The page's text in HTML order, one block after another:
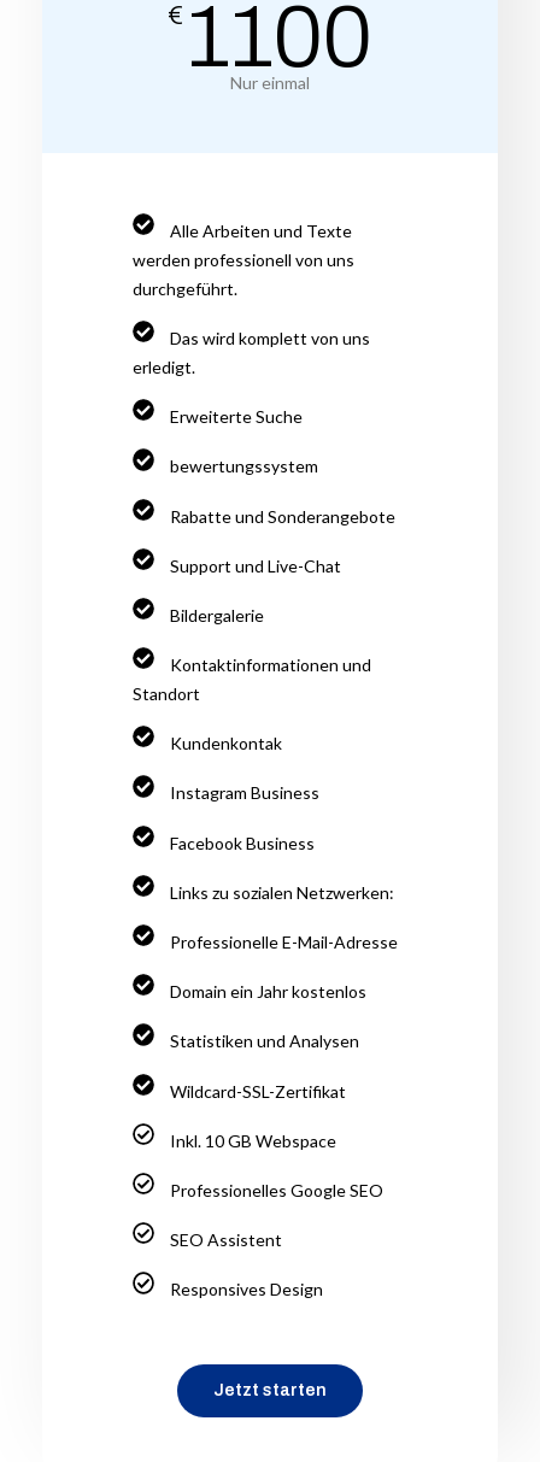
€ 1100
Nur einmal
Alle Arbeiten und Texte
werden professionell von uns
durchgeführt.
Das wird komplett von uns
erledigt.
Erweiterte Suche
bewertungssystem
Rabatte und Sonderangebote
Support und Live-Chat
Bildergalerie
Kontaktinformationen und
Standort
Kundenkontak
Instagram Business
Facebook Business
Links zu sozialen Netzwerken:
Professionelle E-Mail-Adresse
Domain ein Jahr kostenlos
Statistiken und Analysen
Wildcard-SSL-Zertifikat
Inkl. 10 GB Webspace
Professionelles Google SEO
SEO Assistent
Responsives Design
Jetzt starten